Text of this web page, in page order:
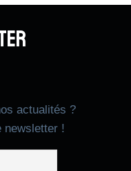
actualités ?
newsletter !